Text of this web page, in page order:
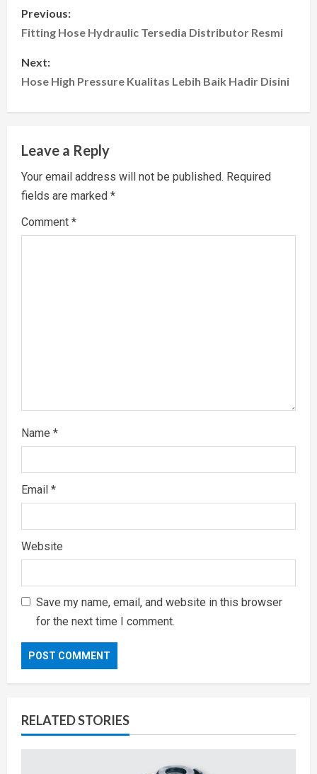
P
o
s
a
v
i
Previous:
Fitting Hose Hydraulic Tersedia Distributor Resmi
Next:
Hose High Pressure Kualitas Lebih Baik Hadir Disini
Leave a Reply
Your email address will not be published. Required
fields are marked *
Comment *
Name *
Email *
Website
Save my name, email, and website in this browser
for the next time I comment.
RELATED STORIES